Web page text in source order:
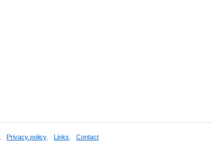
Privacy policy Links
Contact